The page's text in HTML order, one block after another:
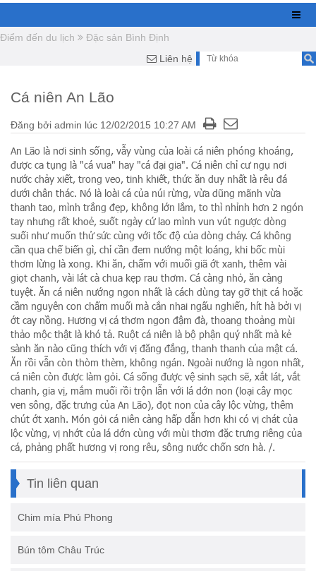
Điểm đến du lịch
Đặc sản Bình Định
Liên hệ
Cá niên An Lão
Đăng bởi admin lúc 12/02/2015 10:27 AM
An Lão là nơi sinh sống, vẫy vùng của loài cá niên phóng khoáng,
được ca tụng là "cá vua" hay "cá đại gia". Cá niên chỉ cư ngụ nơi
nước chảy xiết, trong veo, tinh khiết, thức ăn duy nhất là rêu đá
dưới chân thác. Nó là loài cá của núi rừng, vừa dũng mãnh vừa
thanh tao, mình trắng đẹp, không lớn lắm, to thì nhỉnh hơn 2 ngón
tay nhưng rất khoẻ, suốt ngày cứ lao mình vun vút ngược dòng
suối như muốn thử sức cùng với tốc độ của dòng chảy. Cá không
cần qua chế biến gì, chỉ cần đem nướng một loáng, khi bốc mùi
thơm lừng là xong. Khi ăn, chấm với muối giã ớt xanh, thêm vài
giọt chanh, vài lát cà chua kẹp rau thơm. Cá càng nhỏ, ăn càng
tuyệt. Ăn cá niên nướng ngon nhất là cách dùng tay gỡ thịt cá hoặc
cầm nguyên con chấm muối mà cắn nhai ngấu nghiến, hít hà bởi vị
ớt cay nồng. Hương vị cá thơm ngon đậm đà, thoang thoảng mùi
thảo mộc thật là khó tả. Ruột cá niên là bộ phận quý nhất mà kẻ
sành ăn nào cũng thích với vị đăng đắng, thanh thanh của mật cá.
Ăn rồi vẫn còn thòm thèm, không ngán. Ngoài nướng là ngon nhất,
cá niên còn được làm gỏi. Cá sống được vệ sinh sạch sẽ, xắt lát, vắt
chanh, gia vị, mắm muối rồi trộn lẫn với lá dớn non (loại cây mọc
ven sông, đặc trưng của An Lão), đọt non của cây lộc vừng, thêm
chút ớt xanh. Món gỏi cá niên càng hấp dẫn hơn khi có vị chát của
lộc vừng, vị nhớt của lá dớn cùng với mùi thơm đặc trưng riêng của
cá, phảng phất hương vị rong rêu, sông nước chốn sơn hà. /.
Tin liên quan
Chim mía Phú Phong
Bún tôm Châu Trúc